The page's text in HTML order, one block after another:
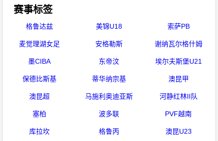
赛事标签
格鲁达兹 美锦U18 索萨PB
麦觉理湖女足 安格勒斯 谢纳瓦尔格什姆
墨CIBA 东帝汶 埃尔夫斯堡U21
保德比斯基 蒂华纳宗基 澳昆甲
澳昆超 马施利奥迪亚斯 河静红林II队
塞柏 波多联 PVF越南
库拉坎 格鲁丙 澳昆U23